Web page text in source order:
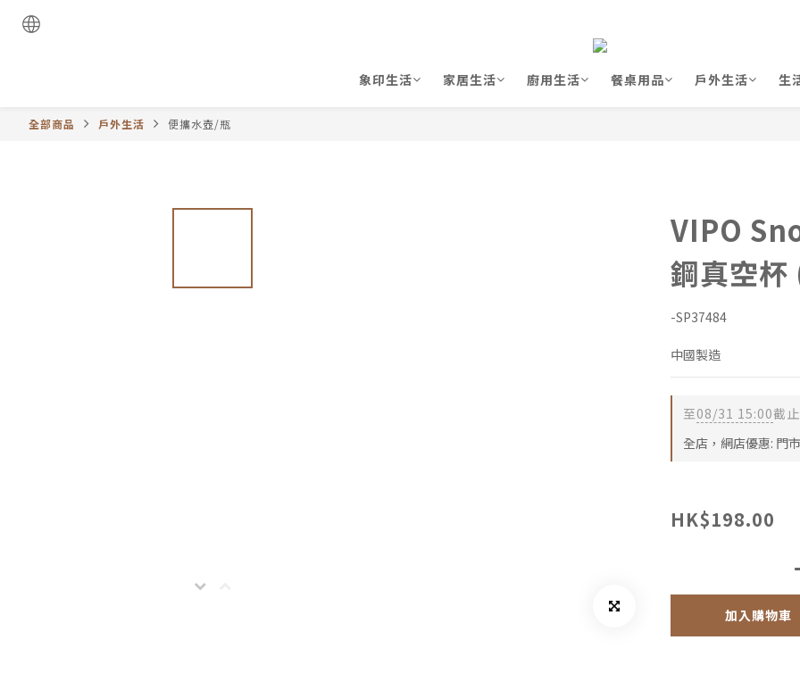
象印生活 家居生活 廚用生活 餐桌用品 戶外生活 生
全部商品 戶外生活 便攜水壺/瓶
VIPO
鋼真空
-SP37484
中國製造
至08/31 15:00截止
全店，網店優惠: 門
HK$198.00
加入購物車